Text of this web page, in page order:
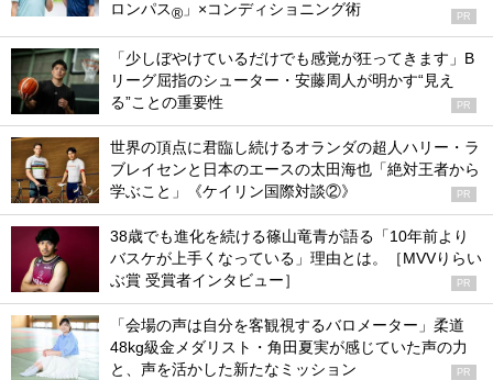
ロンパス® 」×コンディショニング術 PR
「少しぼやけているだけでも感覚が狂ってきます」B
リーグ屈指のシューター・安藤周人が明かす“見え
る”ことの重要性
PR
世界の頂点に君臨し続けるオランダの超人ハリー・ラ
ブレイセンと日本のエースの太田海也「絶対王者から
学ぶこと」《ケイリン国際対談②》
PR
38歳でも進化を続ける篠山竜青が語る「10年前より
バスケが上手くなっている」理由とは。［MVVりらい
ぶ賞 受賞者インタビュー］
PR
「会場の声は自分を客観視するバロメーター」柔道
48kg級金メダリスト・角田夏実が感じていた声の力
と、声を活かした新たなミッション
PR